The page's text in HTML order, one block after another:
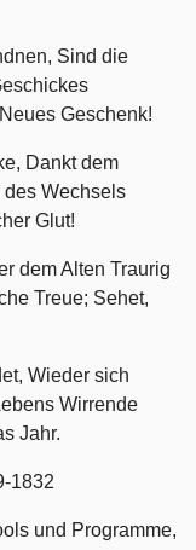
Sind die
Geschenk!
Dankt dem
Wechsels
Glut!
dem Alten Traurig
Treue; Sehet,
Wieder sich
Wirrende
Jahr.
1832
und Programme,